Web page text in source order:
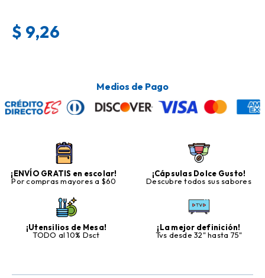
$ 9,26
Medios de Pago
¡ENVÍO GRATIS en escolar!
Por compras mayores a $60
¡Cápsulas Dolce Gusto!
Descubre todos sus sabores
¡Utensilios de Mesa!
TODO al 10% Dsct
¡La mejor definición!
Tvs desde 32" hasta 75"